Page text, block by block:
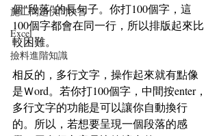
施工問題快問快答
Excel
撿料進階知識
個"段落"的長句子。你打100個字，這
100個字都會在同一行，所以排版起來比
較困難。
相反的，多行文字，操作起來就有點像
是Ｗord。若你打100個字，中間按enter，
多行文字的功能是可以讓你自動換行
的。所以，若想要呈現一個段落的感